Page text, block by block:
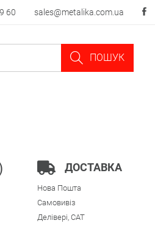
60 sales@metalika.com.ua
ПОШУК
ДОСТАВКА
Нова Пошта
Самовивіз
Делівері, CAT